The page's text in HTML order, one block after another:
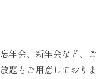
年会、新年会など、ご
題もご用意しておりま